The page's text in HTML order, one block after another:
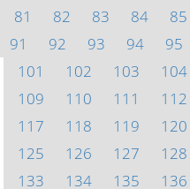
81
82 83 84 85
91
92 93 94 95
101
102 103 104
109
110 111 112
117
118 119 120
125
126 127 128
133
134 135 136